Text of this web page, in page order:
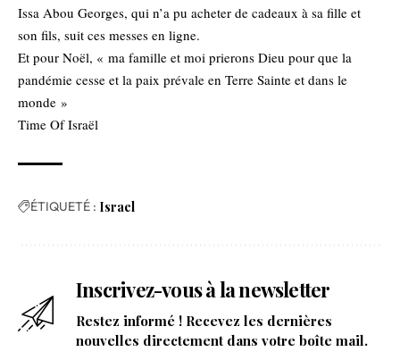
Issa Abou Georges, qui n’a pu acheter de cadeaux à sa fille et
son fils, suit ces messes en ligne.
Et pour Noël, « ma famille et moi prierons Dieu pour que la
pandémie cesse et la paix prévale en Terre Sainte et dans le
monde »
Time Of Israël
ÉTIQUETÉ : Israel
Inscrivez-vous à la newsletter
Restez informé ! Recevez les dernières
nouvelles directement dans votre boîte mail.